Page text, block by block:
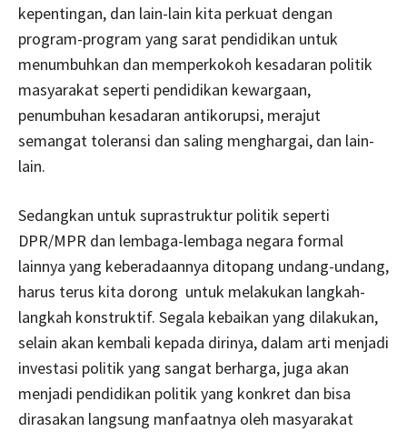
kepentingan, dan lain-lain kita perkuat dengan
program-program yang sarat pendidikan untuk
menumbuhkan dan memperkokoh kesadaran politik
masyarakat seperti pendidikan kewargaan,
penumbuhan kesadaran antikorupsi, merajut
semangat toleransi dan saling menghargai, dan lain-
lain.
Sedangkan untuk suprastruktur politik seperti
DPR/MPR dan lembaga-lembaga negara formal
lainnya yang keberadaannya ditopang undang-undang,
harus terus kita dorong untuk melakukan langkah-
langkah konstruktif. Segala kebaikan yang dilakukan,
selain akan kembali kepada dirinya, dalam arti menjadi
investasi politik yang sangat berharga, juga akan
menjadi pendidikan politik yang konkret dan bisa
dirasakan langsung manfaatnya oleh masyarakat